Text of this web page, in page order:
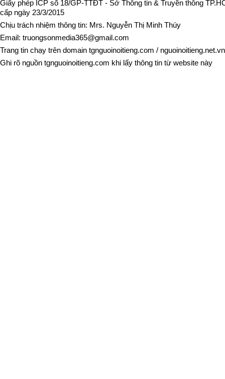
Giấy phép ICP số 18/GP-TTĐT - Sở Thông tin & Truyền thông
cấp ngày 23/3/2015
Chịu trách nhiệm thông tin: Mrs. Nguyễn Thị Minh Thúy
Email: truongsonmedia365@gmail.com
Trang tin chạy trên domain tgnguoinoitieng.com / nguoinoitieng.net.vn
Ghi rõ nguồn tgnguoinoitieng.com khi lấy thông tin từ website này